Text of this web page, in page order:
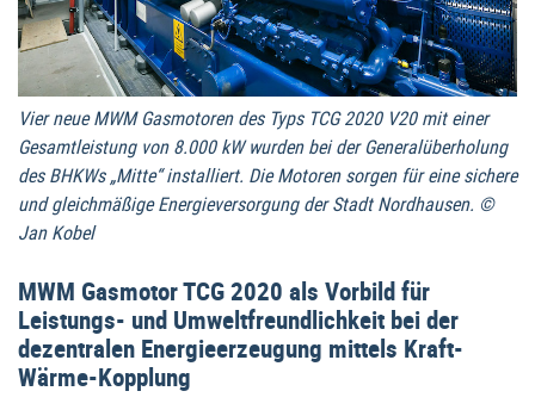
Vier neue MWM Gasmotoren des Typs TCG 2020 V20 mit einer
Gesamtleistung von 8.000 kW wurden bei der Generalüberholung
des BHKWs „Mitte“ installiert. Die Motoren sorgen für eine sichere
und gleichmäßige Energieversorgung der Stadt Nordhausen. ©
Jan Kobel
MWM Gasmotor TCG 2020 als Vorbild für
Leistungs- und Umweltfreundlichkeit bei der
dezentralen Energieerzeugung mittels Kraft-
Wärme-Kopplung